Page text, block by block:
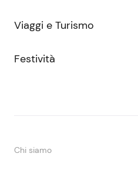
Viaggi e Turismo
Festività
Chi siamo